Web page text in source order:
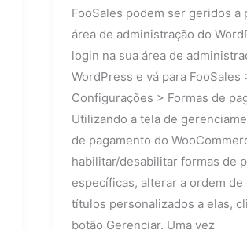
FooSales podem ser geridos a
área de administração do
login na sua área de
WordPress e vá para FooSales
Configurações > Formas de
Utilizando a tela de
de pagamento do
habilitar/desabilitar formas de
específicas, alterar a ordem
títulos personalizados a elas,
botão Gerenciar. Uma vez